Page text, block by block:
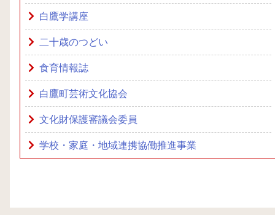
白鷹学講座
二十歳のつどい
食育情報誌
白鷹町芸術文化協会
文化財保護審議会委員
学校・家庭・地域連携協働推進事業